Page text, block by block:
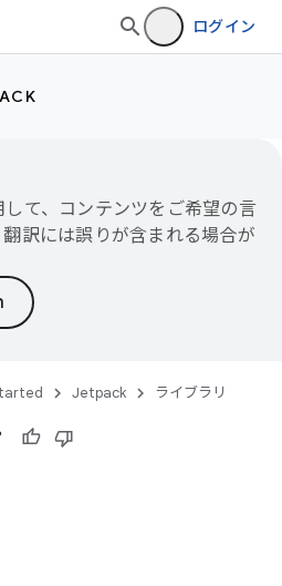
ログイン
て、コンテンツをご希望の言
訳には誤りが含まれる場合が
Jetpack ライブラリ